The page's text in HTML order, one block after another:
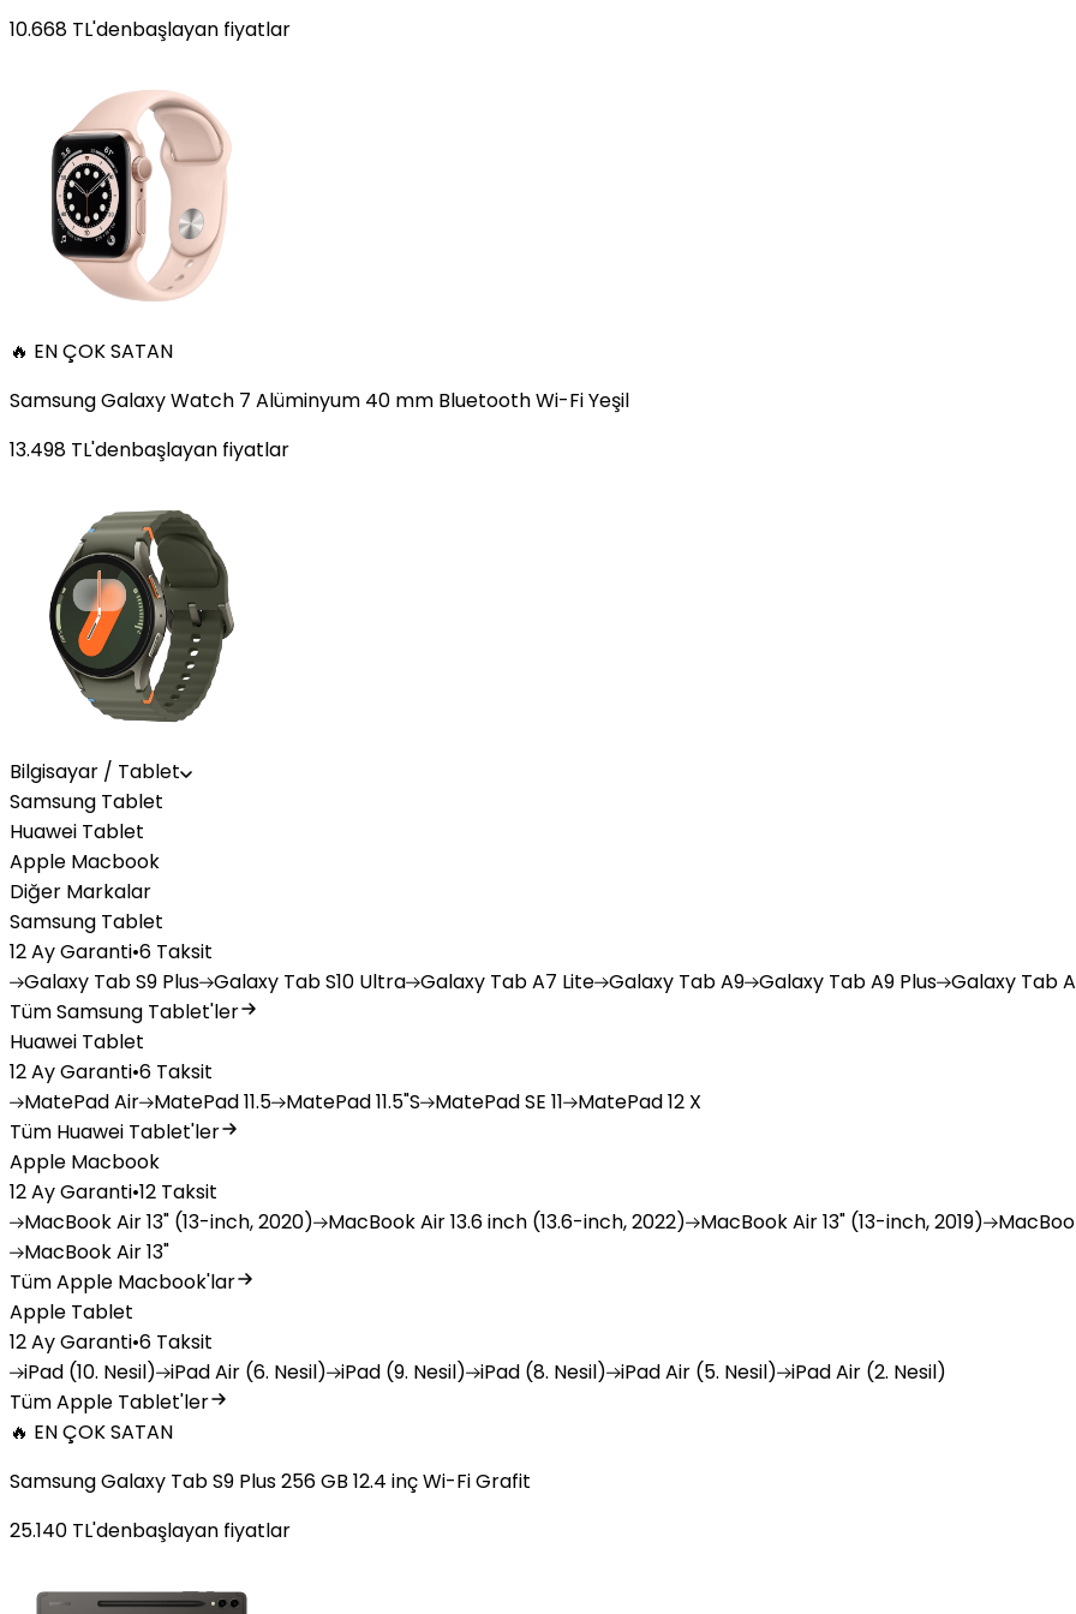
10.668 TL'denbaşlayan fiyatlar
🔥 EN ÇOK SATAN
Samsung Galaxy Watch 7 Alüminyum 40 mm Bluetooth Wi-Fi Yeşil
13.498 TL'denbaşlayan fiyatlar
Bilgisayar / Tablet
Samsung Tablet
Huawei Tablet
Apple Macbook
Diğer Markalar
Samsung Tablet
12 Ay Garanti•6 Taksit
Galaxy Tab S9 Plus Galaxy Tab S10 Ultra Galaxy Tab A7 Lite Galaxy Tab A9 Galaxy Tab A9 Plus Galaxy Tab
Tüm Samsung Tablet'ler
Huawei Tablet
12 Ay Garanti•6 Taksit
MatePadAir MatePad11.5 MatePad11.5"S MatePadSE 11 MatePad12 X
Tüm Huawei Tablet'ler
Apple Macbook
12 Ay Garanti•12 Taksit
MacBookAir 13" (13-inch, 2020) MacBookAir 13.6 inch (13.6-inch, 2022) MacBookAir 13" (13-inch, 2019)
MacBookAir 13"
Tüm Apple Macbook'lar
Apple Tablet
12 Ay Garanti•6 Taksit
iPad (10. Nesil) iPadAir (6. Nesil) iPad (9. Nesil) iPad (8. Nesil) iPadAir (5. Nesil) iPadAir (2. Nesil)
Tüm Apple Tablet'ler
🔥 EN ÇOK SATAN
Samsung Galaxy Tab S9 Plus 256 GB 12.4 inç Wi-Fi Grafit
25.140 TL'denbaşlayan fiyatlar